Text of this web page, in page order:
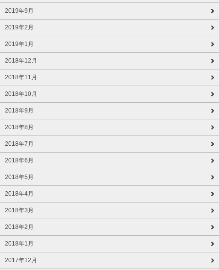
2019年9月
2019年2月
2019年1月
2018年12月
2018年11月
2018年10月
2018年9月
2018年8月
2018年7月
2018年6月
2018年5月
2018年4月
2018年3月
2018年2月
2018年1月
2017年12月